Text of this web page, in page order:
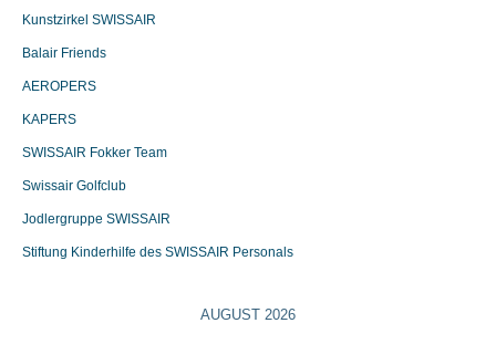
Kunstzirkel SWISSAIR
Balair Friends
AEROPERS
KAPERS
SWISSAIR Fokker Team
Swissair Golfclub
Jodlergruppe SWISSAIR
Stiftung Kinderhilfe des SWISSAIR Personals
AUGUST 2026